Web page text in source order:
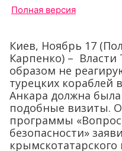
Полная версия
Киев, Ноябрь 17
Карпенко) –
образом не
турецких кораблей
Анкара должна
подобные визиты.
программы
безопасности»